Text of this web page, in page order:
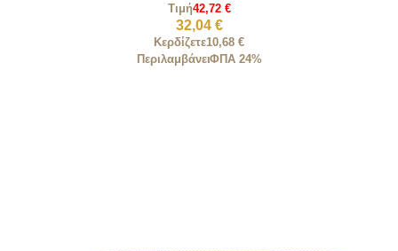
Τιμή42,72 €
32,04 €
Κερδίζετε10,68 €
ΠεριλαμβάνειΦΠΑ 24%